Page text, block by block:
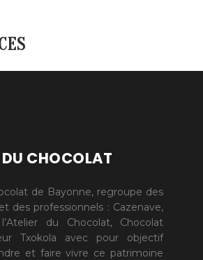
CHOCOLAT
de Bayonne, regroupe des
des professionnels : Cazenave,
du Chocolat, Chocolat
Txokola avec pour objectif
et faire vivre ce patrimoine